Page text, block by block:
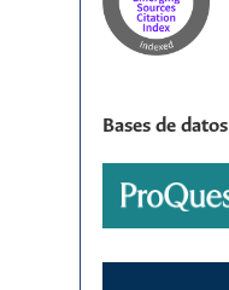
Bases de datos